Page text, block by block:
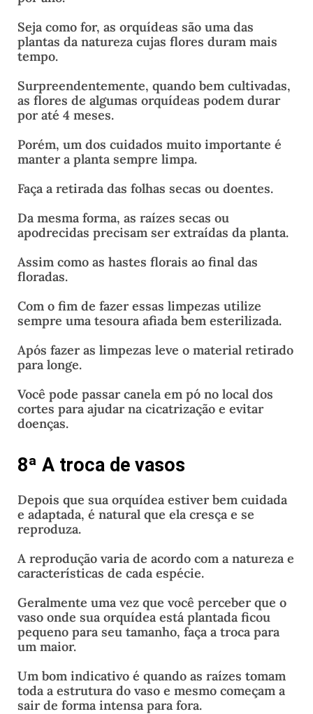
Seja como for, as orquídeas são uma das
plantas da natureza cujas flores duram mais
tempo.
Surpreendentemente, quando bem cultivadas,
as flores de algumas orquídeas podem durar
por até 4 meses.
Porém, um dos cuidados muito importante é
manter a planta sempre limpa.
Faça a retirada das folhas secas ou doentes.
Da mesma forma, as raízes secas ou
apodrecidas precisam ser extraídas da planta.
Assim como as hastes florais ao final das
floradas.
Com o fim de fazer essas limpezas utilize
sempre uma tesoura afiada bem esterilizada.
Após fazer as limpezas leve o material retirado
para longe.
Você pode passar canela em pó no local dos
cortes para ajudar na cicatrização e evitar
doenças.
8ª A troca de vasos
Depois que sua orquídea estiver bem cuidada
e adaptada, é natural que ela cresça e se
reproduza.
A reprodução varia de acordo com a natureza e
características de cada espécie.
Geralmente uma vez que você perceber que o
vaso onde sua orquídea está plantada ficou
pequeno para seu tamanho, faça a troca para
um maior.
Um bom indicativo é quando as raízes tomam
toda a estrutura do vaso e mesmo começam a
sair de forma intensa para fora.